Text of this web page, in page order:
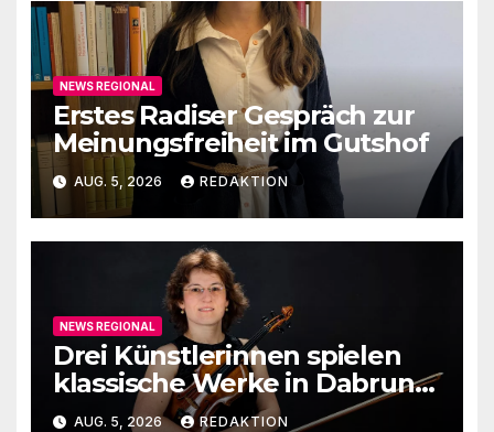
NEWS REGIONAL
Erstes Radiser Gespräch zur
Meinungsfreiheit im Gutshof
AUG. 5, 2026 REDAKTION
NEWS REGIONAL
Drei Künstlerinnen spielen
klassische Werke in Dabruner
Kirche
AUG. 5, 2026 REDAKTION